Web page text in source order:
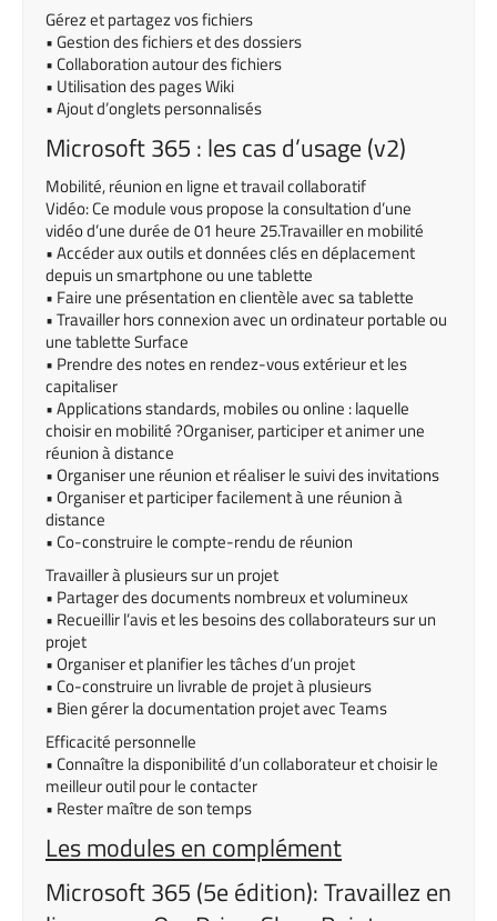
Gérez et partagez vos fichiers
• Gestion des fichiers et des dossiers
• Collaboration autour des fichiers
• Utilisation des pages Wiki
• Ajout d’onglets personnalisés
Microsoft 365 : les cas d’usage (v2)
Mobilité, réunion en ligne et travail collaboratif
Vidéo: Ce module vous propose la consultation d’une
vidéo d’une durée de 01 heure 25.Travailler en mobilité
• Accéder aux outils et données clés en déplacement
depuis un smartphone ou une tablette
• Faire une présentation en clientèle avec sa tablette
• Travailler hors connexion avec un ordinateur portable ou
une tablette Surface
• Prendre des notes en rendez-vous extérieur et les
capitaliser
• Applications standards, mobiles ou online : laquelle
choisir en mobilité ?Organiser, participer et animer une
réunion à distance
• Organiser une réunion et réaliser le suivi des invitations
• Organiser et participer facilement à une réunion à
distance
• Co-construire le compte-rendu de réunion
Travailler à plusieurs sur un projet
• Partager des documents nombreux et volumineux
• Recueillir l’avis et les besoins des collaborateurs sur un
projet
• Organiser et planifier les tâches d’un projet
• Co-construire un livrable de projet à plusieurs
• Bien gérer la documentation projet avec Teams
Efficacité personnelle
• Connaître la disponibilité d’un collaborateur et choisir le
meilleur outil pour le contacter
• Rester maître de son temps
Les modules en complément
Microsoft 365 (5e édition): Travaillez en